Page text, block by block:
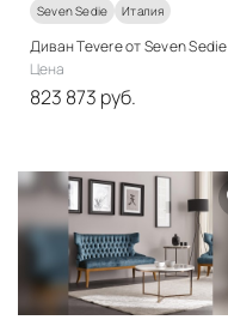
Seven Sedie Италия
Диван Tevere от Seven Sedie
Цена
823 873 руб.
Материалы
Кожа
Подробнее
В корзину